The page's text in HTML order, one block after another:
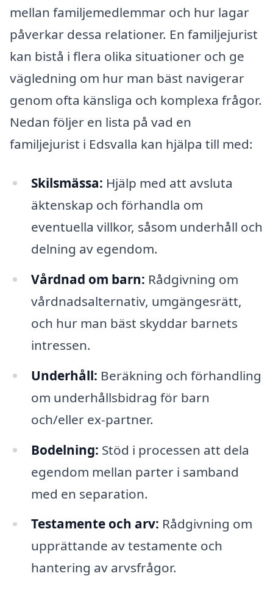
mellan familjemedlemmar och hur lagar
påverkar dessa relationer. En familjejurist
kan bistå i flera olika situationer och ge
vägledning om hur man bäst navigerar
genom ofta känsliga och komplexa frågor.
Nedan följer en lista på vad en
familjejurist i Edsvalla kan hjälpa till med:
Skilsmässa: Hjälp med att avsluta
äktenskap och förhandla om
eventuella villkor, såsom underhåll och
delning av egendom.
Vårdnad om barn: Rådgivning om
vårdnadsalternativ, umgängesrätt,
och hur man bäst skyddar barnets
intressen.
Underhåll: Beräkning och förhandling
om underhållsbidrag för barn
och/eller ex-partner.
Bodelning: Stöd i processen att dela
egendom mellan parter i samband
med en separation.
Testamente och arv: Rådgivning om
upprättande av testamente och
hantering av arvsfrågor.